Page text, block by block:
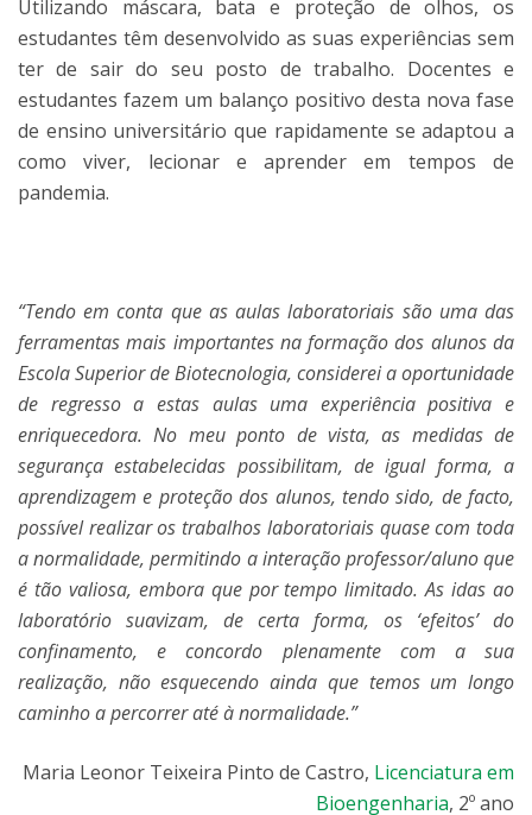
Utilizando máscara, bata e proteção de olhos, os
estudantes têm desenvolvido as suas experiências sem
ter de sair do seu posto de trabalho. Docentes e
estudantes fazem um balanço positivo desta nova fase
de ensino universitário que rapidamente se adaptou a
como viver, lecionar e aprender em tempos de
pandemia.
“Tendo em conta que as aulas laboratoriais são uma das
ferramentas mais importantes na formação dos alunos da
Escola Superior de Biotecnologia, considerei a oportunidade
de regresso a estas aulas uma experiência positiva e
enriquecedora. No meu ponto de vista, as medidas de
segurança estabelecidas possibilitam, de igual forma, a
aprendizagem e proteção dos alunos, tendo sido, de facto,
possível realizar os trabalhos laboratoriais quase com toda
a normalidade, permitindo a interação professor/aluno que
é tão valiosa, embora que por tempo limitado. As idas ao
laboratório suavizam, de certa forma, os ‘efeitos’ do
confinamento, e concordo plenamente com a sua
realização, não esquecendo ainda que temos um longo
caminho a percorrer até à normalidade.”
Maria Leonor Teixeira Pinto de Castro, Licenciatura em
Bioengenharia, 2º ano